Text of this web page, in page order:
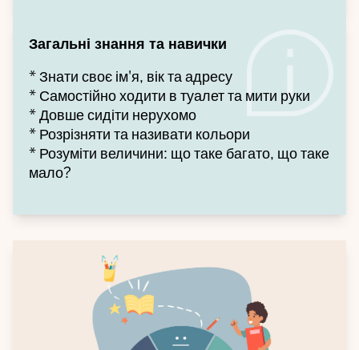
Загальні знання та навички
* Знати своє ім'я, вік та адресу
* Самостійно ходити в туалет та мити руки
* Довше сидіти нерухомо
* Розрізняти та називати кольори
* Розуміти величини: що таке багато, що таке
мало?